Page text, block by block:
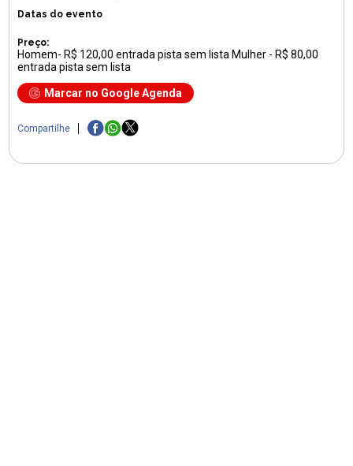
Datas do evento
Preço:
Homem- R$ 120,00 entrada pista sem lista Mulher - R$ 80,00
entrada pista sem lista
Marcar no Google Agenda
Compartilhe